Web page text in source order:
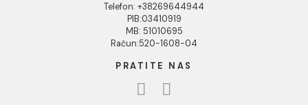
Politika privatnosti i zaštita podataka
Politika kolačića
PLAĆANJE I ISPORUKA
Načini plaćanja
Načini isporuke